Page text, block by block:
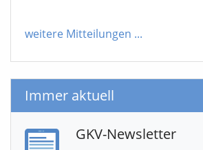
weitere Mitteilungen ...
Immer aktuell
GKV-Newsletter